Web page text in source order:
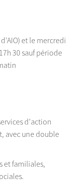
et le mercredi
30 sauf période
d’action
avec une double
et familiales,